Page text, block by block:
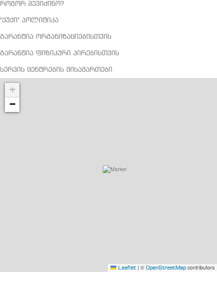
როგორ შევიძინო?
"ქუქი" პოლიტიკა
გარანტია ორგანიზაციებისთვის
გარანტია ფიზიკური პირებისთვის
სერვის ცენტრების მისამართები
+
−
Leaflet | © OpenStreetMap contributors